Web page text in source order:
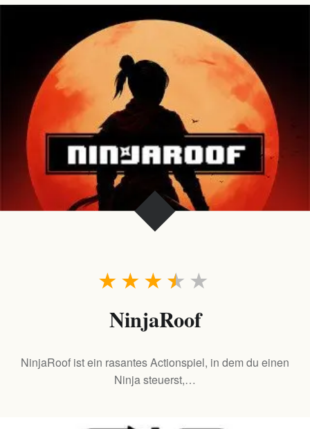
★
★
★
★
★
NinjaRoof
NinjaRoof ist ein rasantes Actionspiel, in dem du einen
Ninja steuerst,…